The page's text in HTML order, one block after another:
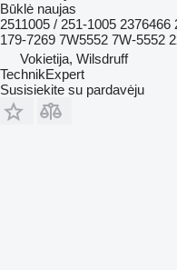
Būklė naujas
2511005 / 251-1005
179-7269 7W5552 7W-5552
Vokietija, Wilsdruff
TechnikExpert
Susisiekite su pardavėju